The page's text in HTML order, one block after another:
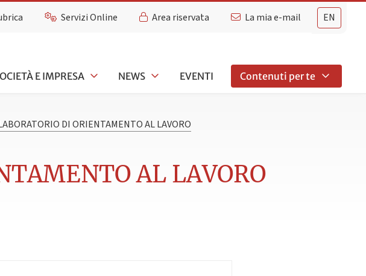
EN
Servizi Online Area riservata La mia e-mail
E IMPRESA NEWS EVENTI Contenuti per te
DI ORIENTAMENTO AL LAVORO
AL LAVORO